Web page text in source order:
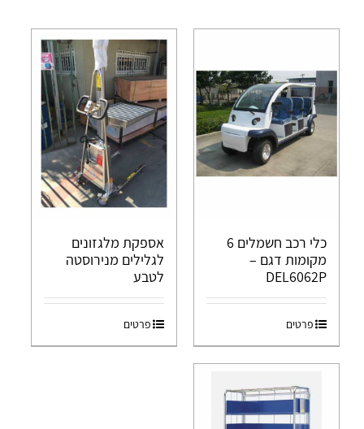
כלי רכב חשמלים 6
מקומות דגם –
DEL6062P
פרטים
אספקת מלגזונים
לגלילים מנירוסטה
לטבע
פרטים